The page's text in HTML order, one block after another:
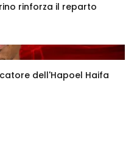
rinforza il reparto
dell'Hapoel Haifa